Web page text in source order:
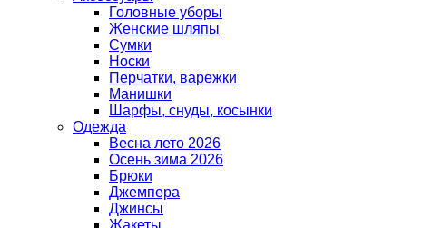
Головные уборы
Женские шляпы
Сумки
Носки
Перчатки, варежки
Манишки
Шарфы, снуды, косынки
Одежда
Весна лето 2026
Осень зима 2026
Брюки
Джемпера
Джинсы
Жакеты